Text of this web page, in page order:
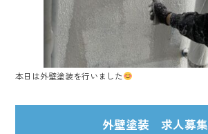
本日は外壁塗装を行いました
外壁塗装 求人募集